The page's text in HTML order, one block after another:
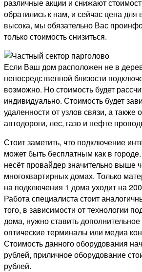
различные акции и снижают
обратились к нам, и сейчас цена для
высока, мы обязательно Вас
только стоимость снизиться.
Если Ваш дом расположен не в
непосредственной близости
возможно. Но стоимость будет
индивидуально. Стоимость будет
удаленности от узлов связи, а также
автодороги, лес, газо и нефте
Стоит заметить, что подключение
может быть бесплатным как в
несёт провайдер значительно выше
многоквартирных домах. Только
на подключения 1 дома уходит на
Работа специалиста стоит
того, в зависимости от технологии
дома, нужно ставить
оптические терминалы или медиа
Стоимость данного оборудования
рублей, приличное оборудование
рублей.